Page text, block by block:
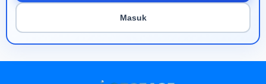
Masuk